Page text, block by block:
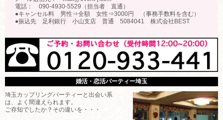
電話： 090-4930-5529（担当者 直通）
●キャンセル料 男性⇒全額 女性⇒3000円 （事務手数料を含む）
●振込先 足利銀行 小山支店 普通 5084041 株式会社BEST
婚活・恋活パーティー埼玉
埼玉カップリングパーティーと出会い系
は、よく間違えられます。
ご存知でしたか？その違いを・・・